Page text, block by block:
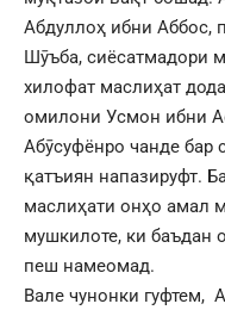
Абдуллоҳ ибни Аббос,
Шӯъба, сиёсатмадори
хилофат маслиҳат
омилони Усмон ибни
Абӯсуфёнро чанде бар
қатъиян напазируфт.
маслиҳати онҳо амал
мушкилоте, ки баъдан
пеш намеомад.
Вале чунонки гуфтем,